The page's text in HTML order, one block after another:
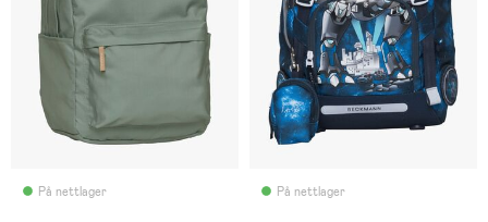
På nettlager På nettlager